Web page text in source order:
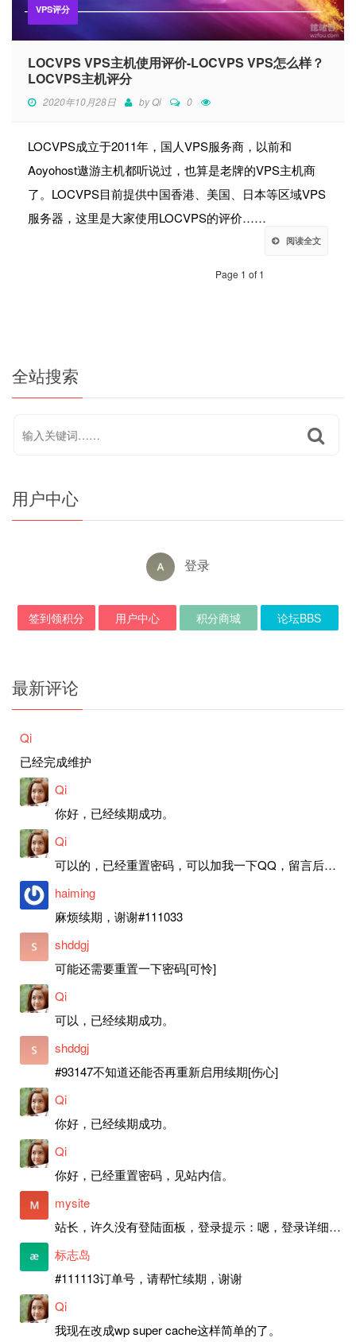
VPS评分
LOCVPS VPS主机使用评价-LOCVPS VPS怎么样？
LOCVPS主机评分
2020年10月28日 byQi 0
LOCVPS成立于2011年，国人VPS服务商，以前和
Aoyohost遨游主机都听说过，也算是老牌的VPS主机商
了。LOCVPS目前提供中国香港、美国、日本等区域VPS
服务器，这里是大家使用LOCVPS的评价……
阅读全文
Page 1 of 1
全站搜索
用户中心
登录
签到领积分 用户中心 积分商城 论坛BBS
最新评论
Qi
已经完成维护
Qi
你好，已经续期成功。
Qi
可以的，已经重置密码，可以加我一下QQ，留言后我就发密码给你。
haiming
麻烦续期，谢谢#111033
shddgj
可能还需要重置一下密码[可怜]
Qi
可以，已经续期成功。
shddgj
#93147不知道还能否再重新启用续期[伤心]
Qi
你好，已经续期成功。
Qi
你好，已经重置密码，见站内信。
mysite
站长，许久没有登陆面板，登录提示：嗯，登录详细信息似乎不正确。请重试。 网站还可以正常使用。如果是密码问题请帮忙重置一下密码。谢谢。订单号：97790，账号：aa20210950。 站长，提交了工单，你回复续期成功，不过我的问题是面部登陆信息有问题，一直是初始密码，现在无法登陆，有时间麻烦排查一下。
标志岛
#111113订单号，请帮忙续期，谢谢
Qi
我现在改成wp super cache这样简单的了。